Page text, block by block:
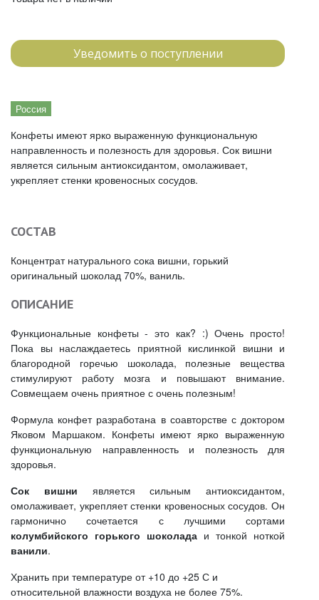
Уведомить о поступлении
Россия
Конфеты имеют ярко выраженную функциональную
направленность и полезность для здоровья. Сок вишни
является сильным антиоксидантом, омолаживает,
укрепляет стенки кровеносных сосудов.
СОСТАВ
Концентрат натурального сока вишни, горький
оригинальный шоколад 70%, ваниль.
ОПИСАНИЕ
Функциональные конфеты - это как? :) Очень просто!
Пока вы наслаждаетесь приятной кислинкой вишни и
благородной горечью шоколада, полезные вещества
стимулируют работу мозга и повышают внимание.
Совмещаем очень приятное с очень полезным!
Формула конфет разработана в соавторстве с доктором
Яковом Маршаком. Конфеты имеют ярко выраженную
функциональную направленность и полезность для
здоровья.
Сок вишни является сильным антиоксидантом,
омолаживает, укрепляет стенки кровеносных сосудов. Он
гармонично сочетается с лучшими сортами
колумбийского горького шоколада и тонкой ноткой
ванили.
Хранить при температуре от +10 до +25 С и
относительной влажности воздуха не более 75%.